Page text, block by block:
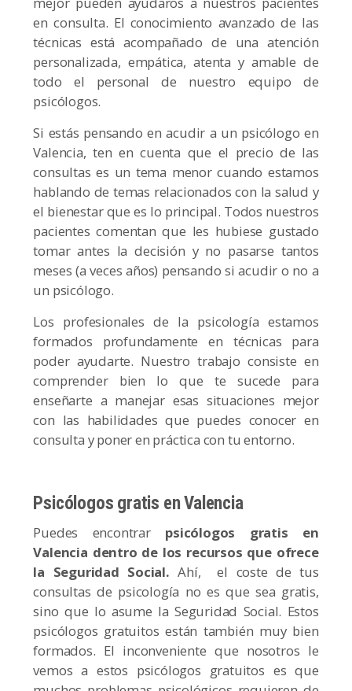
en consulta. El conocimiento avanzado de las
técnicas está acompañado de una atención
personalizada, empática, atenta y amable de
todo el personal de nuestro equipo de
psicólogos.
Si estás pensando en acudir a un psicólogo en
Valencia, ten en cuenta que el precio de las
consultas es un tema menor cuando estamos
hablando de temas relacionados con la salud y
el bienestar que es lo principal. Todos nuestros
pacientes comentan que les hubiese gustado
tomar antes la decisión y no pasarse tantos
meses (a veces años) pensando si acudir o no a
un psicólogo.
Los profesionales de la psicología estamos
formados profundamente en técnicas para
poder ayudarte. Nuestro trabajo consiste en
comprender bien lo que te sucede para
enseñarte a manejar esas situaciones mejor
con las habilidades que puedes conocer en
consulta y poner en práctica con tu entorno.
Psicólogos gratis en Valencia
Puedes encontrar psicólogos gratis en
Valencia dentro de los recursos que ofrece
la Seguridad Social. Ahí, el coste de tus
consultas de psicología no es que sea gratis,
sino que lo asume la Seguridad Social. Estos
psicólogos gratuitos están también muy bien
formados. El inconveniente que nosotros le
vemos a estos psicólogos gratuitos es que